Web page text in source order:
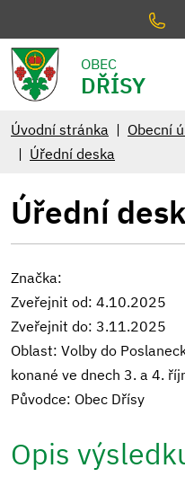
OBEC
DŘÍSY
Úvodní stránka Obecní
Úřední deska
Úřední
Značka:
Zveřejnit od: 4.10.2025
Zveřejnit do: 3.11.2025
Oblast: Volby do
konané ve dnech 3. a 4.
Původce: Obec Dřísy
Opis